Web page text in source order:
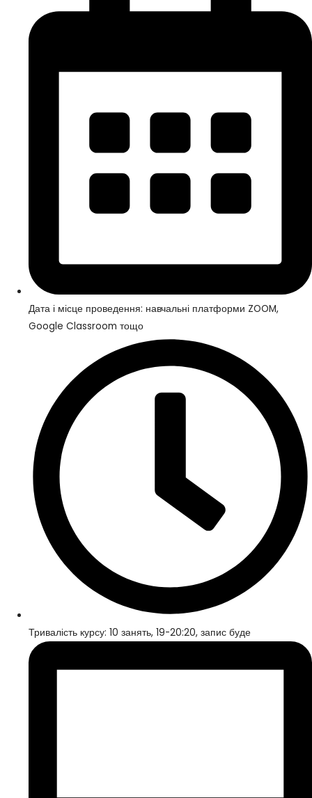
Дата і місце проведення: навчальні платформи ZOOM,
Google Classroom тощо
Тривалість курсу: 10 занять, 19-20:20, запис буде